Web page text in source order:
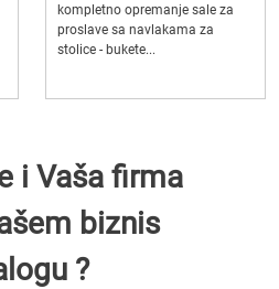
kompletno opremanje sale za
proslave sa navlakama za
stolice - bukete...
i Vaša firma
biznis
?